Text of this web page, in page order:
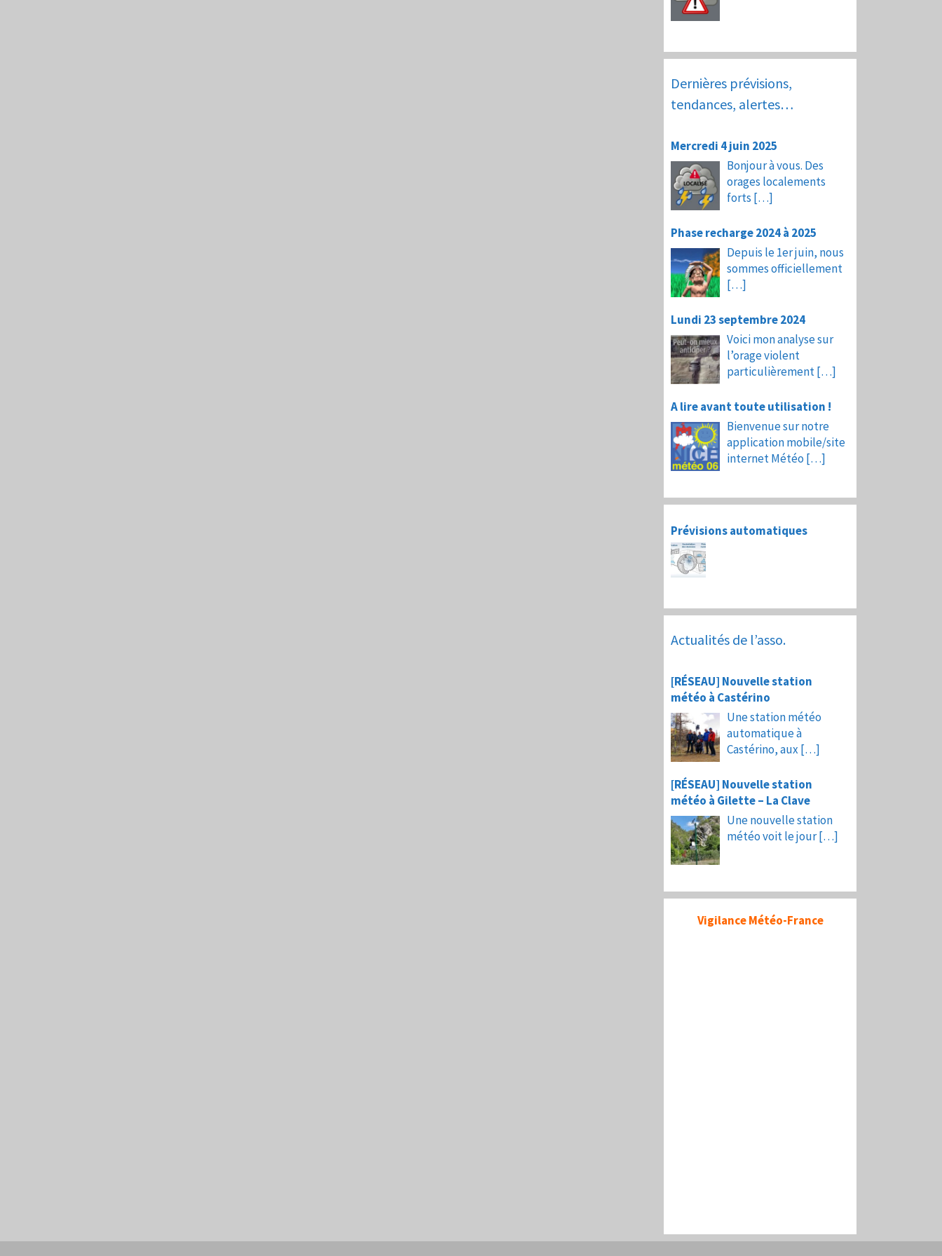
Dernières prévisions,
tendances, alertes…
Mercredi 4 juin 2025
Bonjour à vous. Des
orages localements
forts […]
Phase recharge 2024 à 2025
Depuis le 1er juin, nous
sommes officiellement
[…]
Lundi 23 septembre 2024
Voici mon analyse sur
l’orage violent
particulièrement[…]
A lire avant toute utilisation !
Bienvenue sur notre
application mobile/site
internet Météo […]
Prévisions automatiques
Actualités de l’asso.
[RÉSEAU] Nouvelle station
météo à Castérino
Une station météo
automatique à
Castérino, aux […]
[RÉSEAU] Nouvelle station
météo à Gilette – La Clave
Une nouvelle station
météo voit le jour[…]
Vigilance Météo-France